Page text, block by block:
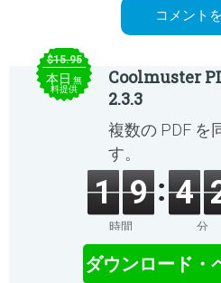
$15.95
本日 無
料提供
Coolmuster
2.3.3
複数の PDF を
す。
1 9
時間
4
分
ダウンロード・